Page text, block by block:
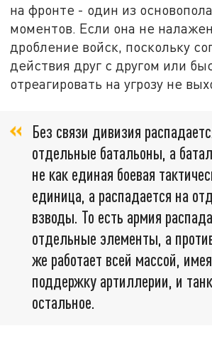
на фронте - один из
моментов. Если она не
дробление войск, поскольку
действия друг с другом или
отреагировать на угрозу не
Без связи дивизия
отдельные батальоны, а
не как единая боевая
единица, а распадается на
взводы. То есть армия
отдельные элементы, а
же работает всей массой,
поддержку артиллерии, и
остальное.